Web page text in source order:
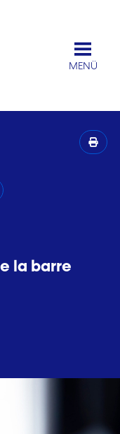
MENÜ
la barre